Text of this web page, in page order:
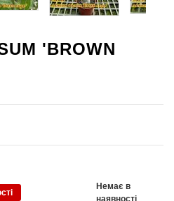
'BROWN
Немає в
наявності.